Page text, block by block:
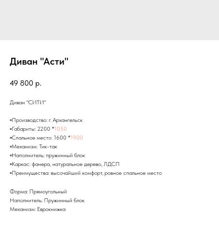
Диван "Асти"
49 800 р.
Диван "СИТИ"
▫Производство: г. Архангельск
▫Габариты: 2200 *1050
▫Спальное место: 1600 *1900
▫Механизм: Тик-так
▫Наполнитель: пружинный блок
▫Каркас: фанера, натуральное дерево, ЛДСП
▫Преимущества: высочайший комфорт, ровное спальное место
Форма: Прямоугольный
Наполнитель: Пружинный блок
Механизм: Еврокнижка